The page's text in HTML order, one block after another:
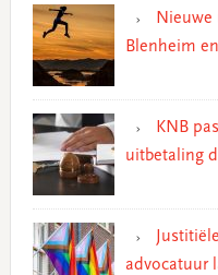
Blenheim
KNB
uitbetaling
advocatuur